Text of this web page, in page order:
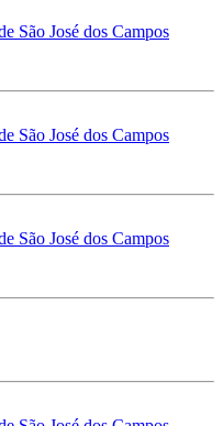
São José dos Campos
São José dos Campos
São José dos Campos